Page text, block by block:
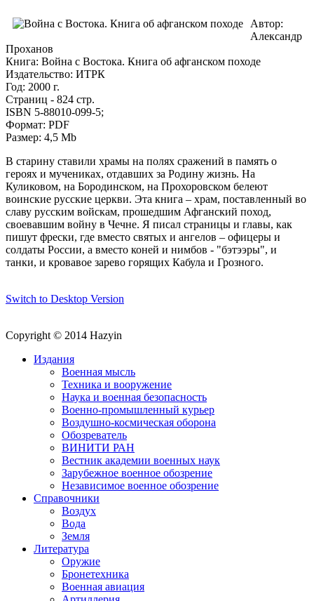
Автор:
Александр
Проханов
Книга: Война с Востока. Книга об афганском походе
Издательство: ИТРК
Год: 2000 г.
Страниц - 824 стр.
ISBN 5-88010-099-5;
Формат: PDF
Размер: 4,5 Mb
В старину ставили храмы на полях сражений в память о
героях и мучениках, отдавших за Родину жизнь. На
Куликовом, на Бородинском, на Прохоровском белеют
воинские русские церкви. Эта книга – храм, поставленный во
славу русским войскам, прошедшим Афганский поход,
своевавшим войну в Чечне. Я писал страницы и главы, как
пишут фрески, где вместо святых и ангелов – офицеры и
солдаты России, а вместо коней и нимбов - "бэтээры", и
танки, и кровавое зарево горящих Кабула и Грозного.
Switch to Desktop Version
Copyright © 2014 Hazyin
Издания
Военная мысль
Техника и вооружение
Наука и военная безопасность
Военно-промышленный курьер
Воздушно-космическая оборона
Обозреватель
ВИНИТИ РАН
Вестник академии военных наук
Зарубежное военное обозрение
Независимое военное обозрение
Справочники
Воздух
Вода
Земля
Литература
Оружие
Бронетехника
Военная авиация